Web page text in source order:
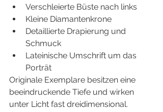
Verschleierte Büste nach links
Kleine Diamantenkrone
Detaillierte Drapierung und
Schmuck
Lateinische Umschrift um das
Porträt
Originale Exemplare besitzen eine
beeindruckende Tiefe und wirken
unter Licht fast dreidimensional.